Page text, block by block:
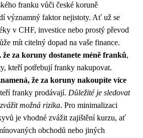
franku vůči české koruně
významný faktor nejistoty. Ať už se
v CHF, investice nebo prostý převod
mít citelný dopad na vaše finance.
za koruny dostanete méně franků,
kteří potřebují franky nakupovat.
že za koruny nakoupíte více
franky prodávají. Důležité je sledovat
možná rizika. Pro minimalizaci
je vhodné zvážit zajištění kurzu, ať
obchodů nebo jiných